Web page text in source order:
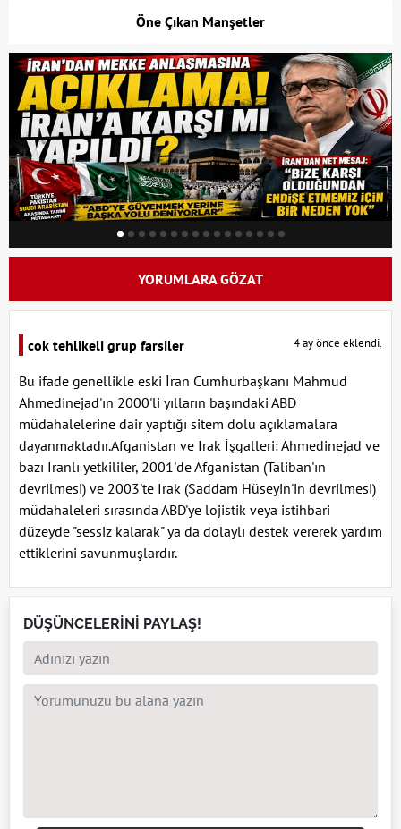
Öne Çıkan Manşetler
YORUMLARA GÖZAT
cok tehlikeli grup farsiler 4 ay önce eklendi.
Bu ifade genellikle eski İran Cumhurbaşkanı Mahmud
Ahmedinejad'ın 2000'li yılların başındaki ABD
müdahalelerine dair yaptığı sitem dolu açıklamalara
dayanmaktadır.Afganistan ve Irak İşgalleri: Ahmedinejad ve
bazı İranlı yetkililer, 2001'de Afganistan (Taliban'ın
devrilmesi) ve 2003'te Irak (Saddam Hüseyin'in devrilmesi)
müdahaleleri sırasında ABD'ye lojistik veya istihbari
düzeyde "sessiz kalarak" ya da dolaylı destek vererek yardım
ettiklerini savunmuşlardır.
DÜŞÜNCELERİNİ PAYLAŞ!